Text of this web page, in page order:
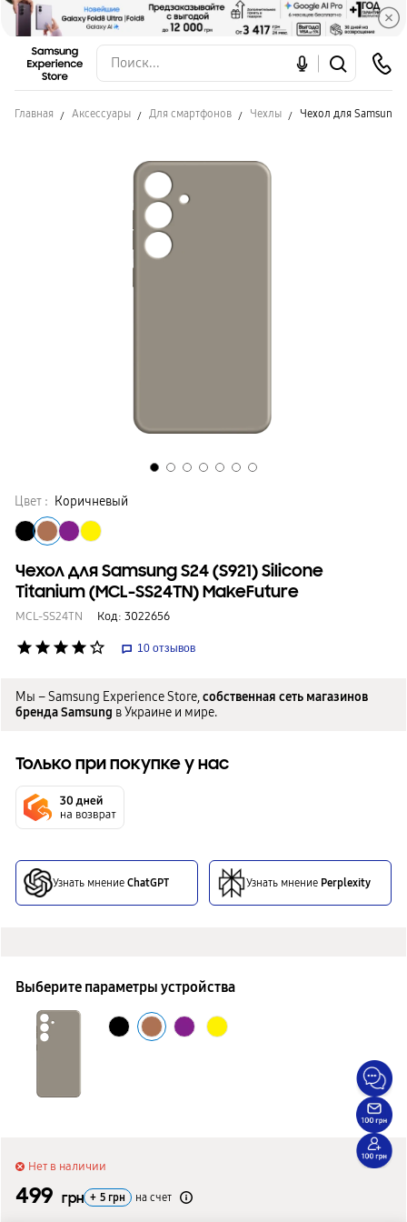
Главная Аксессуары Для смартфонов Чехлы Чехол для Samsung
Цвет : Коричневый
Чехол для Samsung S24 (S921) Silicone
Titanium (MCL-SS24TN) MakeFuture
MCL-SS24TN Код: 3022656
star star star star star_border 10 отзывов
Мы – Samsung Experience Store,собственная сеть магазинов
бренда Samsung в Украине и мире.
Только при покупке у нас
Узнать мнение ChatGPT Узнать мнение Perplexity
Выберите параметры устройства
Нет в наличии
499 грн + 5 грн на счет